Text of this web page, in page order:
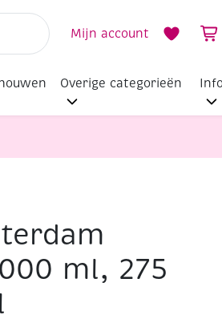
Mijn account
Overige categorieën
ml, 275